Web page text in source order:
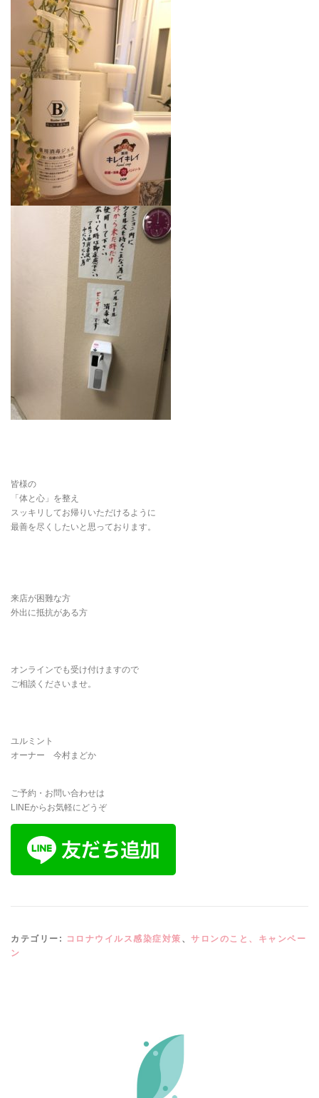
皆様の
「体と心」を整え
スッキリしてお帰りいただけるように
最善を尽くしたいと思っております。
来店が困難な方
外出に抵抗がある方
オンラインでも受け付けますので
ご相談くださいませ。
ユルミント
オーナー 今村まどか
ご予約・お問い合わせは
LINEからお気軽にどうぞ
カテゴリー: コロナウイルス感染症対策 、 サロンのこと、キャンペー
ン